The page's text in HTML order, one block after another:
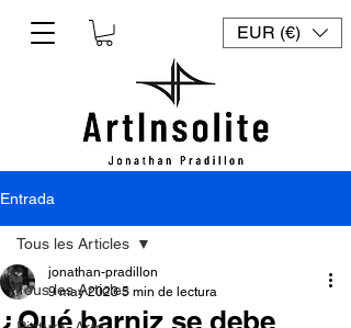
EUR (€)
Entrada
Tous les Articles
Tous les Articles
¿Qué barniz se debe
jonathan-pradillon
9 may 2023 5 min de lectura